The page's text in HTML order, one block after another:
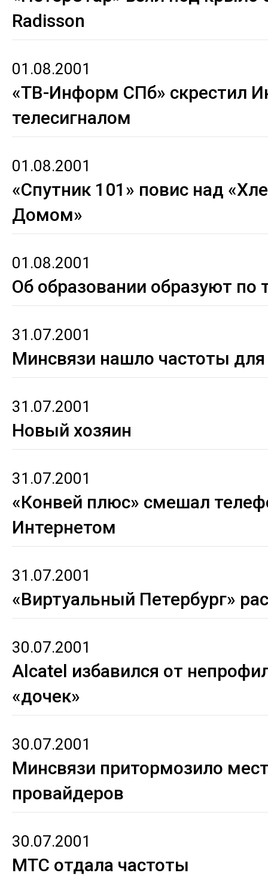
Radisson
01.08.2001
«ТВ-Информ СПб» скрестил
телесигналом
01.08.2001
«Спутник 101» повис над
Домом»
01.08.2001
Об образовании образуют по
31.07.2001
Минсвязи нашло частоты для
31.07.2001
Новый хозяин
31.07.2001
«Конвей плюс» смешал
Интернетом
31.07.2001
«Виртуальный Петербург»
30.07.2001
Alcatel избавился от
«дочек»
30.07.2001
Минсвязи притормозило
провайдеров
30.07.2001
МТС отдала частоты